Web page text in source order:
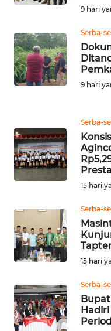
9 hari
Serba-
9 hari
Serba-
15 hari
Serba-
15 hari
Serba-
WN
SULUT
WN
MALUT
WN
DANAU
TOBA
WN
NIAS